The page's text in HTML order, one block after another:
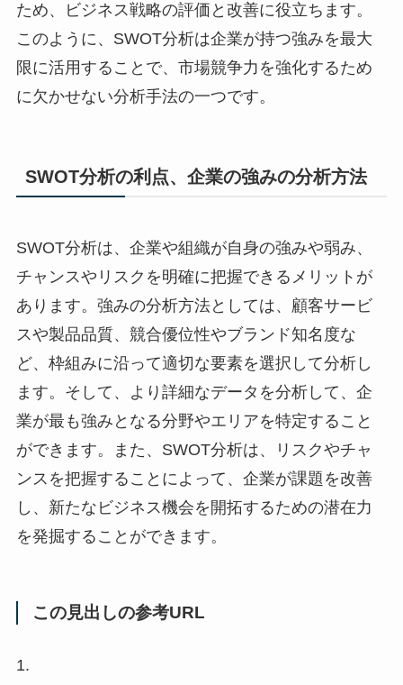
ため、ビジネス戦略の評価と改善に役立ちます。
このように、SWOT分析は企業が持つ強みを最大
限に活用することで、市場競争力を強化するため
に欠かせない分析手法の一つです。
SWOT分析の利点、企業の強みの分析方法
SWOT分析は、企業や組織が自身の強みや弱み、
チャンスやリスクを明確に把握できるメリットが
あります。強みの分析方法としては、顧客サービ
スや製品品質、競合優位性やブランド知名度な
ど、枠組みに沿って適切な要素を選択して分析し
ます。そして、より詳細なデータを分析して、企
業が最も強みとなる分野やエリアを特定すること
ができます。また、SWOT分析は、リスクやチャ
ンスを把握することによって、企業が課題を改善
し、新たなビジネス機会を開拓するための潜在力
を発掘することができます。
この見出しの参考URL
1.